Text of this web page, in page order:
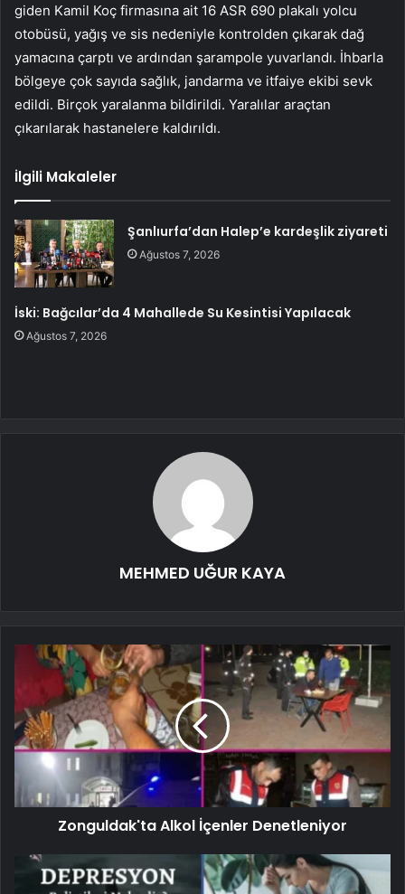
giden Kamil Koç firmasına ait 16 ASR 690 plakalı yolcu
otobüsü, yağış ve sis nedeniyle kontrolden çıkarak dağ
yamacına çarptı ve ardından şarampole yuvarlandı. İhbarla
bölgeye çok sayıda sağlık, jandarma ve itfaiye ekibi sevk
edildi. Birçok yaralanma bildirildi. Yaralılar araçtan
çıkarılarak hastanelere kaldırıldı.
İlgili Makaleler
Şanlıurfa’dan Halep’e kardeşlik ziyareti
Ağustos 7, 2026
İski: Bağcılar’da 4 Mahallede Su Kesintisi Yapılacak
Ağustos 7, 2026
MEHMED UĞUR KAYA
Zonguldak'ta Alkol İçenler Denetleniyor